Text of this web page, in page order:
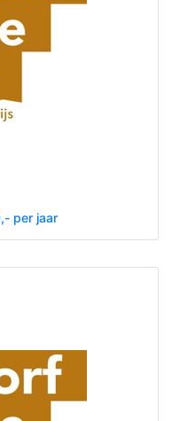
per jaar